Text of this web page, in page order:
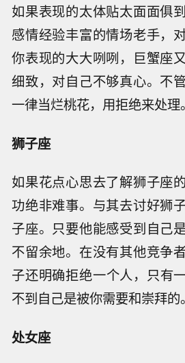
如果表现的太体贴太面面俱
感情经验丰富的情场老手，
你表现的大大咧咧，巨蟹座
细致，对自己不够真心。不
一律当烂桃花，用拒绝来处理。
狮子座
如果花点心思去了解狮子座
功绝非难事。与其去讨好狮
子座。只要他能感受到自己
不留余地。在没有其他竞争
子还明确拒绝一个人，只
不到自己是被你需要和崇拜的。
处女座